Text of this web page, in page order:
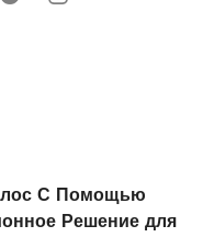
С Помощью
Решение для